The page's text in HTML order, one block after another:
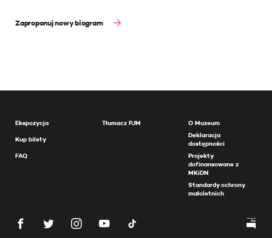
Zaproponuj nowy biogram
Ekspozycja
Kup bilety
FAQ
Tłumacz PJM
O Muzeum
Deklaracja
dostępności
Projekty
dofinansowane z
MKiDN
Standardy ochrony
małoletnich